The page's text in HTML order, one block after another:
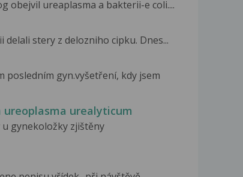
obejvil ureaplasma a bakterii-e coli....
stery z delozniho cipku. Dnes...
posledním gyn.vyšetření, kdy jsem
ureoplasma urealyticum
gynekoložky zjištěny